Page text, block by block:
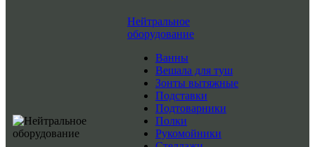
Нейтральное
оборудование
Ванны
Вешала для туш
Зонты вытяжные
Подставки
Подтоварники
Полки
Рукомойники